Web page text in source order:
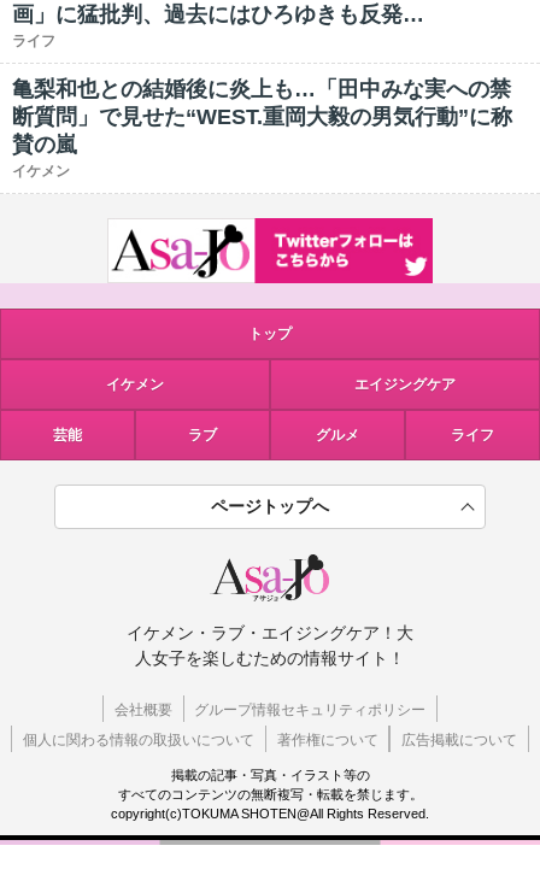
画」に猛批判、過去にはひろゆきも反発…
ライフ
亀梨和也との結婚後に炎上も…「田中みな実への禁
断質問」で見せた“WEST.重岡大毅の男気行動”に称
賛の嵐
イケメン
トップ
イケメン エイジングケア
芸能 ラブ グルメ ライフ
ページトップへ
イケメン・ラブ・エイジングケア！大
人女子を楽しむための情報サイト！
会社概要
グループ情報セキュリティポリシー
個人に関わる情報の取扱いについて
著作権について 広告掲載について
掲載の記事・写真・イラスト等の
すべてのコンテンツの無断複写・転載を禁じます。
copyright(c)TOKUMA SHOTEN@All Rights Reserved.